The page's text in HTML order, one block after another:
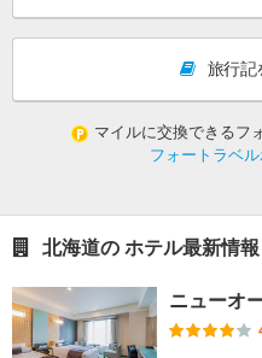
旅行記
マイルに交換できるフ
フォートラベ
北海道の ホテル最新情報
ニューオ